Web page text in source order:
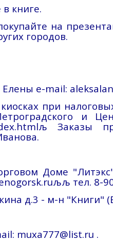
книге.
на
городов.
Елены e-mail:
при
и
љ Заказы
Доме "Литэкс
љљ тел. 8-
д.3 - м-н "Книги"
: muxa777@list.ru .